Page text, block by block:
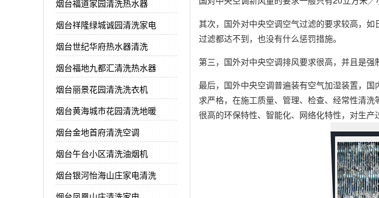
烟台福道家园清洗热水器
烟台祥隆绿城诚园清洗家电
烟台世纪华府热水器清洗
烟台福地九都汇清洗热水器
烟台丽景花园清洗洗衣机
烟台黄海城市花园清洗地暖
烟台金地首府清洗空调
烟台午台小区清洗油烟机
烟台银河怡海山庄家电清洗
其次，国外对中央空调空气过滤的要求较高，
过滤都达不到，也没有什么惩罚措施。
第三，国外对中央空调排风要求很高，并且是强
最后，国外中央空调普遍装有空气加湿装置，
求严格，在施工质量、管理、检查、经常性清
很高的环保特性、智能化、网络化特性，对生产